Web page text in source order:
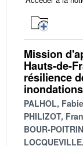
Mission
Hauts-de-
résilience
inondations
PALHOL,
PHILIZOT,
BOUR-